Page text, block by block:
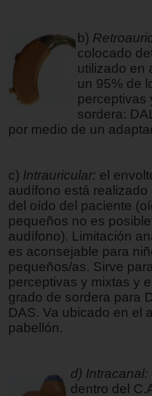
b)
colocado
utilizado en
un 95% de
perceptivas
sordera:
por medio de un
c) Intrauricular: el
audífono está realizado
del oído del paciente
pequeños no es
audífono). Limitación
es aconsejable para
pequeños/as. Sirve
perceptivas y mixtas y
grado de sordera para
DAS. Va ubicado en el
pabellón.
d) Intracanal:
dentro del